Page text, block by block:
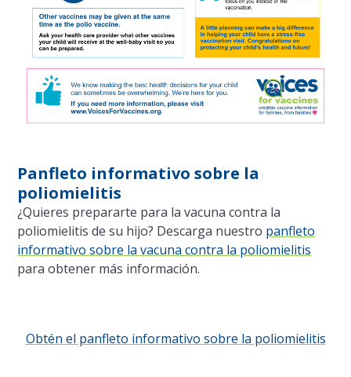
Panfleto informativo sobre la
poliomielitis
¿Quieres prepararte para la vacuna contra la
poliomielitis de su hijo? Descarga nuestro panfleto
informativo sobre la vacuna contra la poliomielitis
para obtener más información.
Obtén el panfleto informativo sobre la poliomielitis